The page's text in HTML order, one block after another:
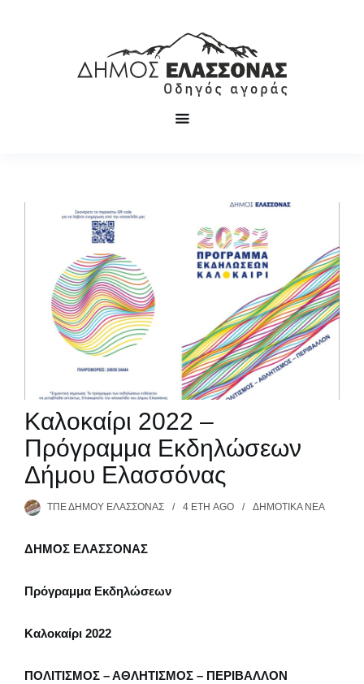
Καλοκαίρι 2022 –
Πρόγραμμα Εκδηλώσεων
Δήμου Ελασσόνας
ΤΠΕ ΔΉΜΟΥ ΕΛΑΣΣΌΝΑΣ 4 ΈΤΗ AGO ΔΗΜΟΤΙΚΆ ΝΈΑ
ΔΗΜΟΣ ΕΛΑΣΣΟΝΑΣ
Πρόγραμμα Εκδηλώσεων
Καλοκαίρι 2022
ΠΟΛΙΤΙΣΜΟΣ – ΑΘΛΗΤΙΣΜΟΣ – ΠΕΡΙΒΑΛΛΟΝ